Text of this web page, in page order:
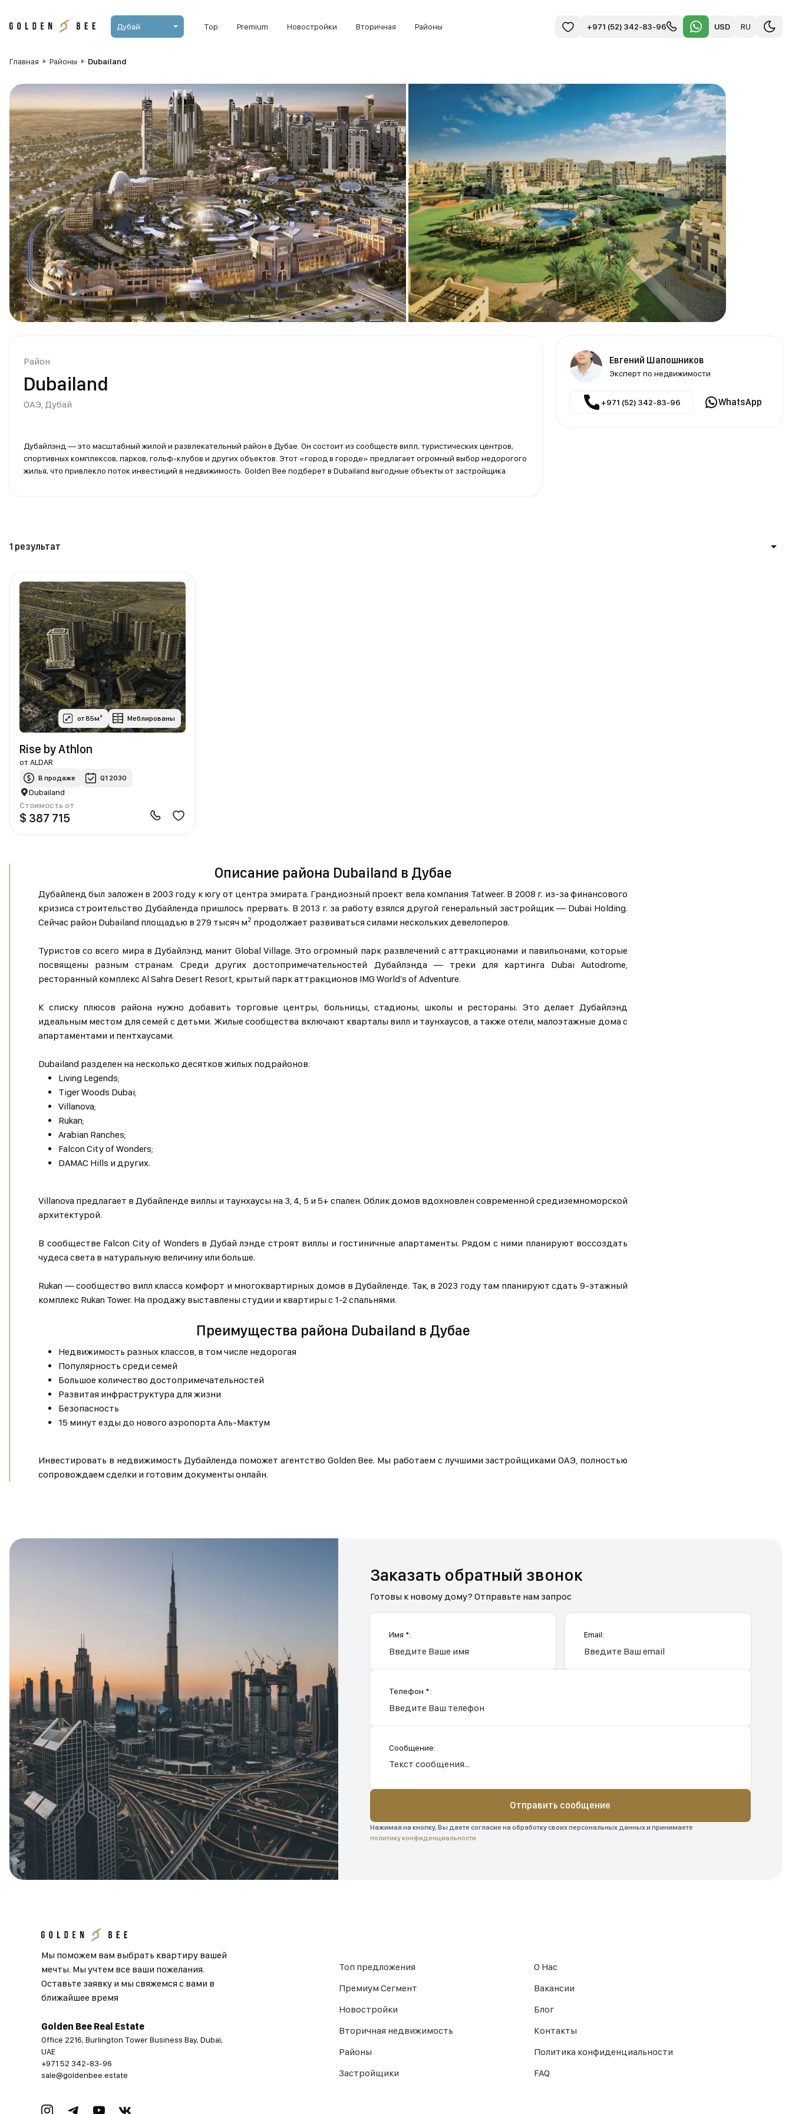
Дубай Top Premium Новостройки Вторичная Районы +971 (52) 342-83-96 USD RU
Главная Районы Dubailand
Район
Dubailand
ОАЭ,Дубай
Дубайлэнд — это масштабный жилой и развлекательный район в Дубае. Он состоит из сообществ вилл, туристических центров,
спортивных комплексов, парков, гольф-клубов и других объектов. Этот «город в городе» предлагает огромный выбор недорогого
жилья, что привлекло поток инвестиций в недвижимость. Golden Bee подберет в Dubailand выгодные объекты от застройщика.
Евгений Шапошников
Эксперт по недвижимости
+971 (52) 342-83-96 WhatsApp
1 результат
от 85м² Меблированы
Rise by Athlon
отALDAR
В продаже Q1 2030
Dubailand
Стоимость от
$ 387 715
Описание района Dubailand в Дубае
Дубайленд был заложен в 2003 году к югу от центра эмирата. Грандиозный проект вела компания Tatweer. В 2008 г. из-за финансового
кризиса строительство Дубайленда пришлось прервать. В 2013 г. за работу взялся другой генеральный застройщик — Dubai Holding.
Сейчас район Dubailand площадью в 279 тысяч м2 продолжает развиваться силами нескольких девелоперов.
Туристов со всего мира в Дубайлэнд манит Global Village. Это огромный парк развлечений с аттракционами и павильонами, которые
посвящены разным странам. Среди других достопримечательностей Дубайлэнда — треки для картинга Dubai Autodrome,
ресторанный комплекс Al Sahra Desert Resort, крытый парк аттракционов IMG World’s of Adventure.
К списку плюсов района нужно добавить торговые центры, больницы, стадионы, школы и рестораны. Это делает Дубайлэнд
идеальным местом для семей с детьми. Жилые сообщества включают кварталы вилл и таунхаусов, а также отели, малоэтажные дома с
апартаментами и пентхаусами.
Dubailand разделен на несколько десятков жилых подрайонов:
Living Legends;
Tiger Woods Dubai;
Villanova;
Rukan;
Arabian Ranches;
Falcon City of Wonders;
DAMAC Hills и других.
Villanova предлагает в Дубайленде виллы и таунхаусы на 3, 4, 5 и 5+ спален. Облик домов вдохновлен современной средиземноморской
архитектурой.
В сообществе Falcon City of Wonders в Дубай лэнде строят виллы и гостиничные апартаменты. Рядом с ними планируют воссоздать
чудеса света в натуральную величину или больше.
Rukan — сообщество вилл класса комфорт и многоквартирных домов в Дубайленде. Так, в 2023 году там планируют сдать 9-этажный
комплекс Rukan Tower. На продажу выставлены студии и квартиры с 1-2 спальнями.
Преимущества района Dubailand в Дубае
Недвижимость разных классов, в том числе недорогая
Популярность среди семей
Большое количество достопримечательностей
Развитая инфраструктура для жизни
Безопасность
15 минут езды до нового аэропорта Аль-Мактум
Инвестировать в недвижимость Дубайленда поможет агентство Golden Bee. Мы работаем с лучшими застройщиками ОАЭ, полностью
сопровождаем сделки и готовим документы онлайн.
Заказать обратный звонок
Готовы к новому дому? Отправьте нам запрос
Имя *: Email:
Телефон *:
Сообщение:
Отправить сообщение
Нажимая на кнопку, Вы даете согласие на обработку своих персональных данных и принимаете
политику конфиденциальности
Мы поможем вам выбрать квартиру вашей
мечты. Мы учтем все ваши пожелания.
Оставьте заявку и мы свяжемся с вами в
ближайшее время
Golden Bee Real Estate
Office 2216, Burlington Tower Business Bay, Dubai,
UAE
+971 52 342-83-96
sale@goldenbee.estate
Топ предложения
Премиум Сегмент
Новостройки
Вторичная недвижимость
Районы
Застройщики
О Нас
Вакансии
Блог
Контакты
Политика конфиденциальности
FAQ